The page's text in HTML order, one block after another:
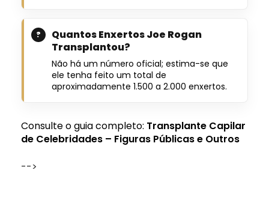
Quantos Enxertos Joe Rogan
Transplantou?
Não há um número oficial; estima-se que
ele tenha feito um total de
aproximadamente 1.500 a 2.000 enxertos.
Consulte o guia completo: Transplante Capilar
de Celebridades – Figuras Públicas e Outros
-->